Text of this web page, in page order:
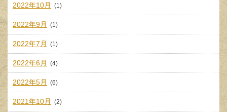
2022年10月 (1)
2022年9月 (1)
2022年7月 (1)
2022年6月 (4)
2022年5月 (6)
2021年10月 (2)